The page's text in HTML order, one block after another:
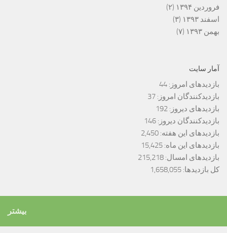
فروردین ۱۳۹۴
(۲)
اسفند ۱۳۹۳
(۳)
بهمن ۱۳۹۳
(۷)
آمار سایت
بازدیدهای امروز: 44
بازدیدکنندگان امروز: 37
بازدیدهای دیروز: 192
بازدیدکنندگان دیروز: 146
بازدیدهای این هفته: 2,450
بازدیدهای این ماه: 15,425
بازدیدهای امسال: 215,218
کل بازدیدها: 1,658,055
بیشتر